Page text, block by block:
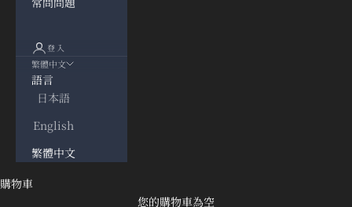
登入
繁體中文
語言
日本語
English
繁體中文
購物車
您的購物車為空